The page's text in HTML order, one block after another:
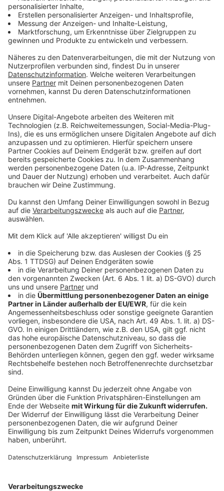
Jan Loechel ist viel unterwegs. Wenn er aus Berlin
nach Münster zurückkommt, verbringt er viel Zeit mit
seiner Frau und seinen Kindern. Ab und zu zieht sich
Jan auch gerne mal in seinen Bauwagen zurück. Das sei
immer schön, besonders, wenn viel zu tun sei, sagt der
Musiker. Die Ruhe sei der perfekte Ausgleich und
inspiriere ihn zu neuen Ideen, so der Münsteraner. In
seinem Bauwagen ist auch die neue Single "Home"
entstanden.
"Das war ein Sommer-Moment. Ich saß mit der
Gitarre im Garten. Die Kinder haben dort gespielt.
Ich habe über früher nachgedacht, diesen tollen
Sommer genossen. Und das Lied war in zehn
Minuten da."
Im ANTENNE MÜNSTER-Studio hat Jan auch eine
Akustik-Version exklusiv für uns eingesungen. Im
handelt:
"Ich habe gemerkt, dass ich, auch wenn ich
unterwegs bin, zu Hause sein kann. Ich habe
dieses Zuhause im Innen und im Außen. Ich habe
Menschen um mich herum, die mir dieses
Zuhause geben. Ich bin in der Musik zu Hause
angekommen. Das war ganz beruhigend."
Anzeige
Wir benötigen Ihre
Zustimmung, um den YouTube
Video-Service zu laden!
Drittanbieters, um Videoinhalte
Daten zu Ihren Aktivitäten